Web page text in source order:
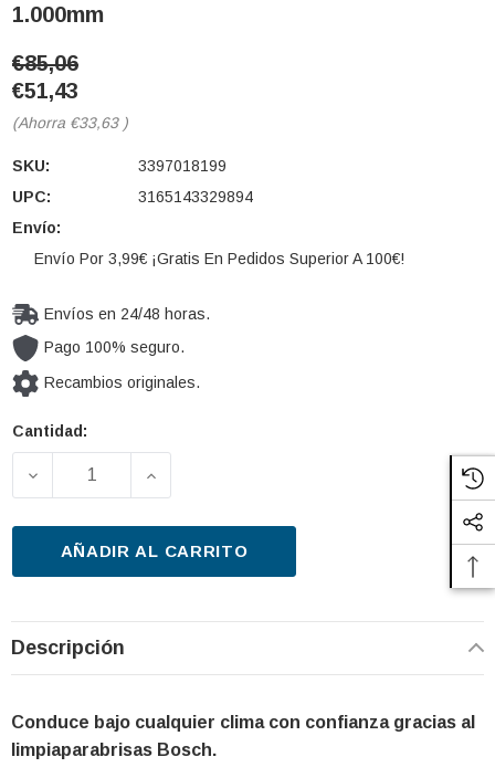
1.000mm
€85,06
€51,43
(Ahorra €33,63 )
SKU:
3397018199
UPC:
3165143329894
Envío:
Envío Por 3,99€ ¡Gratis En Pedidos Superior A 100€!
Envíos en 24/48 horas.
Pago 100% seguro.
Recambios originales.
Cantidad
Cantidad:
DISMINUIR LA CANTIDAD DE LIMPIAPARABRISAS
AUMENTAR LA CANTIDAD DE
AÑADIR AL CARRITO
Descripción
Conduce bajo cualquier clima con confianza gracias al
limpiaparabrisas Bosch.